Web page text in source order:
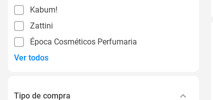
Kabum!
Zattini
Época Cosméticos Perfumaria
Ver todos
Tipo de compra